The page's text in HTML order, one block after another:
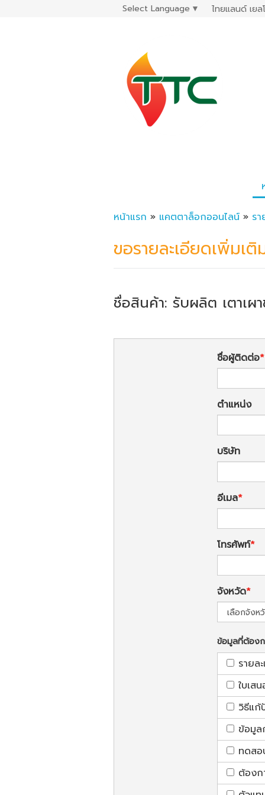
Select Language ▼ ไทยแลนด์ เยล
หน้าแรก » แคตตาล็อกออนไลน์ » ร
ขอรายละเอียดเพิ่มเติ
ชื่อสินค้า: รับผลิต เตาเผ
ชื่อผู้ติดต่อ
ตำแหน่ง
บริษัท
อีเมล
โทรศัพท์
จังหวัด
ข้อมูลที่ต้องก
รายล
ใบเส
วิธีแก้
ข้อมูล
ทดสอ
ต้องก